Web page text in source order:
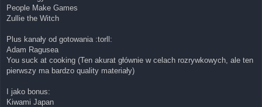
People Make Games
Zullie the Witch
Plus kanały od gotowania :torll:
Adam Ragusea
You suck at cooking (Ten akurat głównie w celach rozrywkowych, ale ten
pierwszy ma bardzo quality materiały)
I jako bonus:
Kiwami Japan